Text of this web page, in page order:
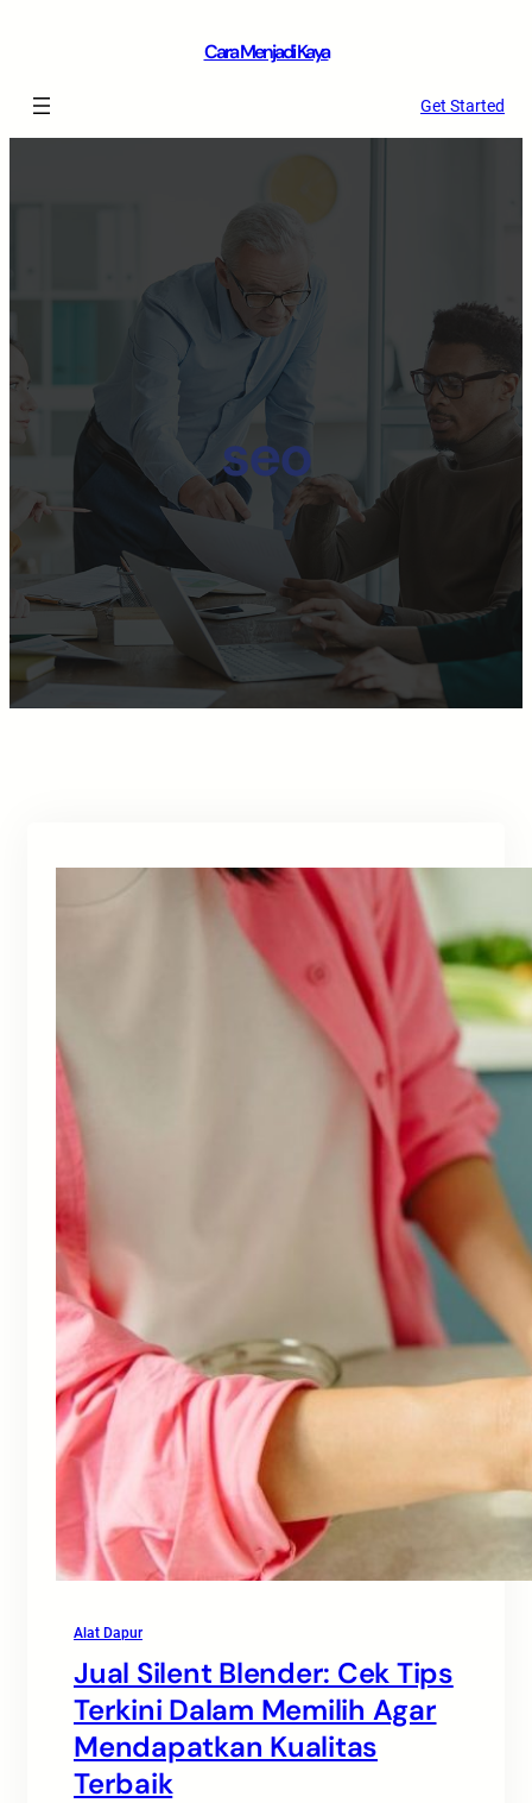
Cara Menjadi Kaya
Get Started
seo
Alat Dapur
Jual Silent Blender: Cek Tips
Terkini Dalam Memilih Agar
Mendapatkan Kualitas
Terbaik